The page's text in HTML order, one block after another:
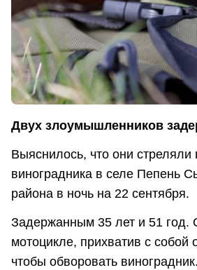
Двух злоумышленников
Выяснилось, что они стреляли
виноградника в селе Пепень
района в ночь на 22 сентября.
Задержанным 35 лет и 51 год.
мотоцикле, прихватив с собой
чтобы обворовать виноградник.